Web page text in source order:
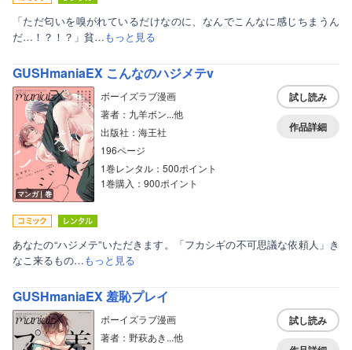
「ただ匂いを嗅がれているだけなのに、なんでこんなに感じちまうん
だ…！？！？」貧…もっと見る
GUSHmaniaEX こんなのハジメテv
マンガ｜巻
ボーイズラブ漫画
著者：九羊ボン...他
出版社：海王社
196ページ
1巻レンタル：500ポイント
1巻購入：900ポイント
試し読み
作品詳細
あなたの“ハジメテ”いただきます。「フカシギの不可思議な依頼人」き
なこ来るもの…もっと見る
GUSHmaniaEX 羞恥プレイ
ボーイズラブ漫画
著者：野萩あき...他
試し読み